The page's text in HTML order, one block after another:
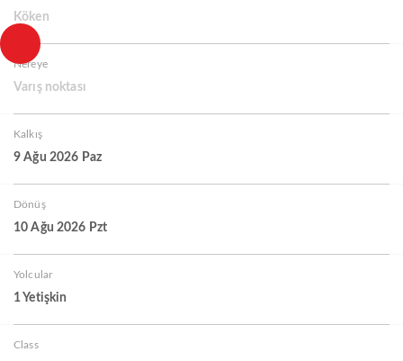
Köken
Nereye
Varış noktası
Kalkış
9 Ağu 2026 Paz
Dönüş
10 Ağu 2026 Pzt
Yolcular
1 Yetişkin
Class